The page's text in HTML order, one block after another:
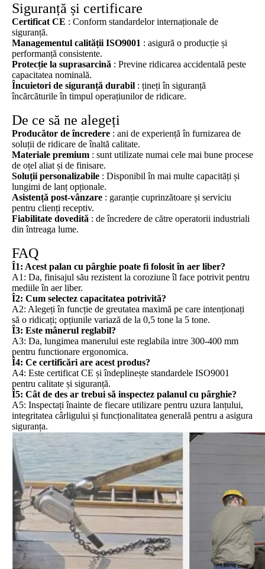
Siguranță și certificare
Certificat CE : Conform standardelor internaționale de
siguranță.
Managementul calității ISO9001 : asigură o producție și
performanță consistente.
Protecție la suprasarcină : Previne ridicarea accidentală peste
capacitatea nominală.
Încuietori de siguranță durabil : țineți în siguranță
încărcăturile în timpul operațiunilor de ridicare.
De ce să ne alegeți
Producător de încredere : ani de experiență în furnizarea de
soluții de ridicare de înaltă calitate.
Materiale premium : sunt utilizate numai cele mai bune procese
de oțel aliat și de finisare.
Soluții personalizabile : Disponibil în mai multe capacități și
lungimi de lanț opționale.
Asistență post-vânzare : garanție cuprinzătoare și serviciu
pentru clienți receptiv.
Fiabilitate dovedită : de încredere de către operatorii industriali
din întreaga lume.
FAQ
Î1: Acest palan cu pârghie poate fi folosit în aer liber?
A1: Da, finisajul său rezistent la coroziune îl face potrivit pentru
mediile în aer liber.
Î2: Cum selectez capacitatea potrivită?
A2: Alegeți în funcție de greutatea maximă pe care intenționați
să o ridicați; opțiunile variază de la 0,5 tone la 5 tone.
Î3: Este mânerul reglabil?
A3: Da, lungimea manerului este reglabila intre 300-400 mm
pentru functionare ergonomica.
Î4: Ce certificări are acest produs?
A4: Este certificat CE și îndeplinește standardele ISO9001
pentru calitate și siguranță.
Î5: Cât de des ar trebui să inspectez palanul cu pârghie?
A5: Inspectați înainte de fiecare utilizare pentru uzura lanțului,
integritatea cârligului și funcționalitatea generală pentru a asigura
siguranța.